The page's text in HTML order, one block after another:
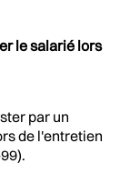
le salarié lors
par un
de l'entretien